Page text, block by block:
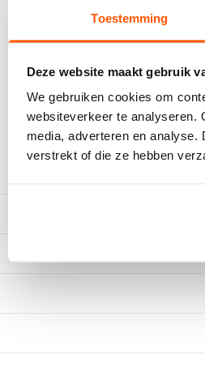
Toestemming
Deze website maakt gebruik
We gebruiken cookies om
websiteverkeer te analyseren.
media, adverteren en analyse.
verstrekt of die ze hebben